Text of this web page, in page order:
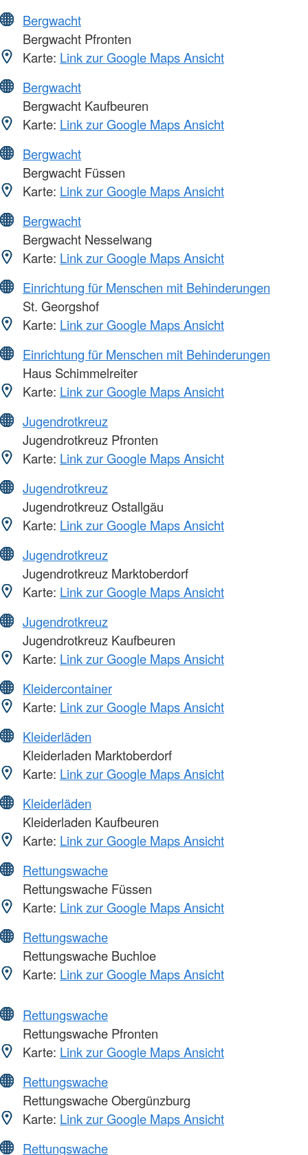
Bergwacht
Bergwacht Pfronten
Karte: Link zur Google Maps Ansicht
Bergwacht
Bergwacht Kaufbeuren
Karte: Link zur Google Maps Ansicht
Bergwacht
Bergwacht Füssen
Karte: Link zur Google Maps Ansicht
Bergwacht
Bergwacht Nesselwang
Karte: Link zur Google Maps Ansicht
Einrichtung für Menschen mit Behinderungen
St. Georgshof
Karte: Link zur Google Maps Ansicht
Einrichtung für Menschen mit Behinderungen
Haus Schimmelreiter
Karte: Link zur Google Maps Ansicht
Jugendrotkreuz
Jugendrotkreuz Pfronten
Karte: Link zur Google Maps Ansicht
Jugendrotkreuz
Jugendrotkreuz Ostallgäu
Karte: Link zur Google Maps Ansicht
Jugendrotkreuz
Jugendrotkreuz Marktoberdorf
Karte: Link zur Google Maps Ansicht
Jugendrotkreuz
Jugendrotkreuz Kaufbeuren
Karte: Link zur Google Maps Ansicht
Kleidercontainer
Karte: Link zur Google Maps Ansicht
Kleiderläden
Kleiderladen Marktoberdorf
Karte: Link zur Google Maps Ansicht
Kleiderläden
Kleiderladen Kaufbeuren
Karte: Link zur Google Maps Ansicht
Rettungswache
Rettungswache Füssen
Karte: Link zur Google Maps Ansicht
Rettungswache
Rettungswache Buchloe
Karte: Link zur Google Maps Ansicht
Rettungswache
Rettungswache Pfronten
Karte: Link zur Google Maps Ansicht
Rettungswache
Rettungswache Obergünzburg
Karte: Link zur Google Maps Ansicht
Rettungswache